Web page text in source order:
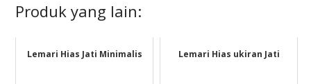
Produk yang lain:
Lemari Hias Jati Minimalis Lemari Hias ukiran Jati